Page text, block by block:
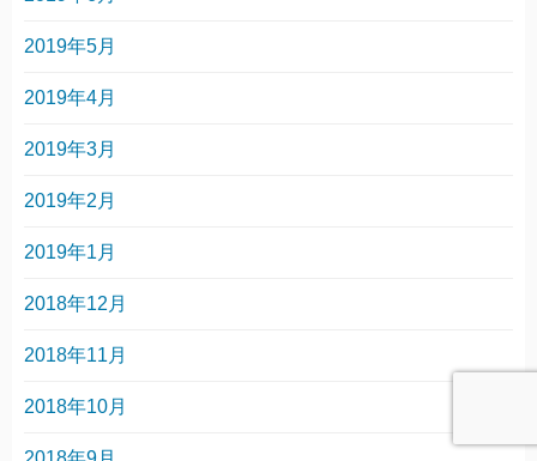
2019年5月
2019年4月
2019年3月
2019年2月
2019年1月
2018年12月
2018年11月
2018年10月